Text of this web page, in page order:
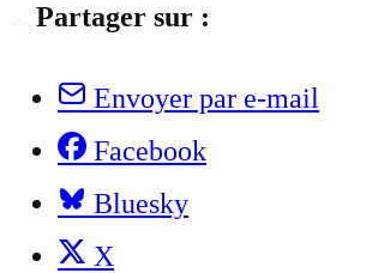
Partager sur :
Envoyer par e-mail
Facebook
Bluesky
X